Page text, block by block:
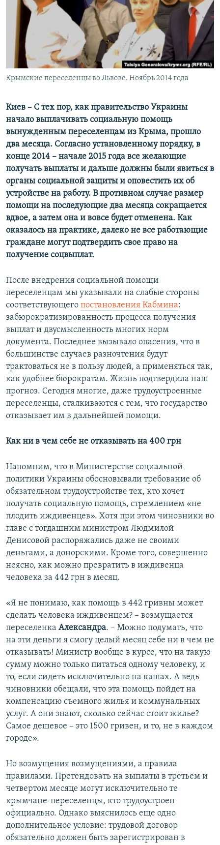
ПОБЕДИТЕЛЕЙ НЕ СУДЯТ?
КРЫМ.НЕПОКОРЕННЫЙ
ELIFBE
УКРАИНСКАЯ ПРОБЛЕМА КРЫМА
ПРИСОЕДИНЯЙТЕСЬ!
Все сайты RFE/RL
Крымские переселенцы во Львове. Ноябрь 2014 года
Киев – С тех пор, как правительство Украины
начало выплачивать социальную помощь
вынужденным переселенцам из Крыма, прошло
два месяца. Согласно установленному порядку, в
конце 2014 – начале 2015 года все желающие
получать выплаты и дальше должны были явиться в
органы социальной защиты и оповестить их об
устройстве на работу. В противном случае размер
помощи на последующие два месяца сокращается
вдвое, а затем она и вовсе будет отменена. Как
оказалось на практике, далеко не все работающие
граждане могут подтвердить свое право на
получение соцвыплат.
После внедрения социальной помощи
переселенцам мы указывали на слабые стороны
соответствующего постановления Кабмина:
забюрократизированность процесса получения
выплат и двусмысленность многих норм
документа. Последнее вызывало опасения, что в
большинстве случаев разночтения будут
трактоваться не в пользу людей, а применяться так,
как удобнее бюрократам. Жизнь подтвердила наш
прогноз. Сегодня многие, даже трудоустроенные
переселенцы, сталкиваются с тем, что государство
отказывает им в дальнейшей помощи.
Как ни в чем себе не отказывать на 400 грн
Напомним, что в Министерстве социальной
политики Украины обосновывали требование об
обязательном трудоустройстве тех, кто хочет
получать социальную помощь, стремлением «не
плодить иждивенцев». Хотя при этом чиновники во
главе с тогдашним министром Людмилой
Денисовой распоряжались даже не своими
деньгами, а донорскими. Кроме того, совершенно
неясно, как можно превратить в иждивенца
человека за 442 грн в месяц.
«Я не понимаю, как помощь в 442 гривны может
сделать человека иждивенцем? – возмущается
переселенка Александра. – Можно подумать, что
на эти деньги я смогу целый месяц себе ни в чем не
отказывать! Министр вообще в курсе, что на такую
сумму можно только питаться одному человеку, и
то, если сидеть исключительно на кашах. А ведь
чиновники обещали, что эта помощь пойдет на
компенсацию съемного жилья и коммунальных
услуг. А они знают, сколько сейчас стоит жилье?
Самое дешевое – это 1500 гривен, и то, не в каждом
городе».
Но возмущения возмущениями, а правила
правилами. Претендовать на выплаты в третьем и
четвертом месяце могут исключительно те
крымчане-переселенцы, кто трудоустроен
официально. Однако выяснилось еще одно
дополнительное условие: трудовой договор
обязательно должен быть зарегистрирован в